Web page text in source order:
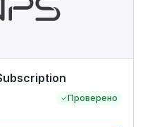
Проверено